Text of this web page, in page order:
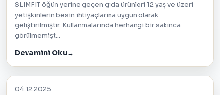
SLIMFIT öğün yerine geçen gıda ürünleri 12 yaş ve üzeri
yetişkinlerin besin ihtiyaçlarına uygun olarak
geliştirilmiştir. Kullanmalarında herhangi bir sakınca
görülmemişt...
Devamini Oku
04.12.2025